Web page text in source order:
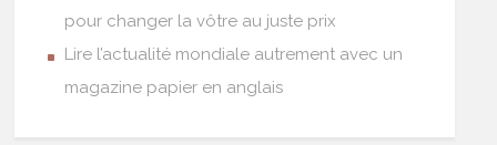
pour changer la vôtre au juste prix
Lire l’actualité mondiale autrement avec un
magazine papier en anglais